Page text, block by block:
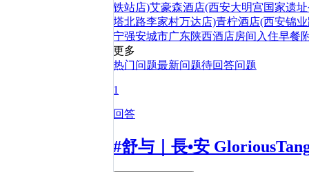
铁站店)艾豪森酒店(西安大明宫国家遗
塔北路李家村万达店)青柠酒店(西安锦
宁强安城市广东陕西酒店房间 入住早餐
更多
热门问题最新问题待回答问题
1
回答
#舒与｜長•安